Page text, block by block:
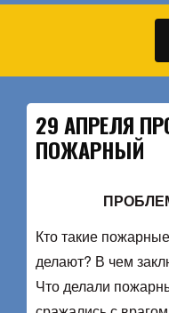
29 АПРЕЛЯ
ПОЖАРНЫЙ
Кто такие
делают? В чем
Что делали